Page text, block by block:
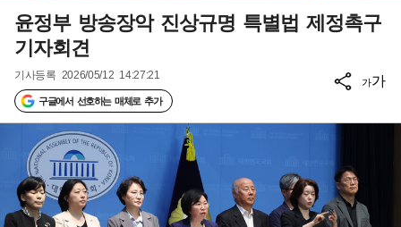
윤정부 방송장악 진상규명 특별법 제정촉구
기자회견
기사등록 2026/05/12 14:27:21
구글에서 선호하는 매체로 추가
가가